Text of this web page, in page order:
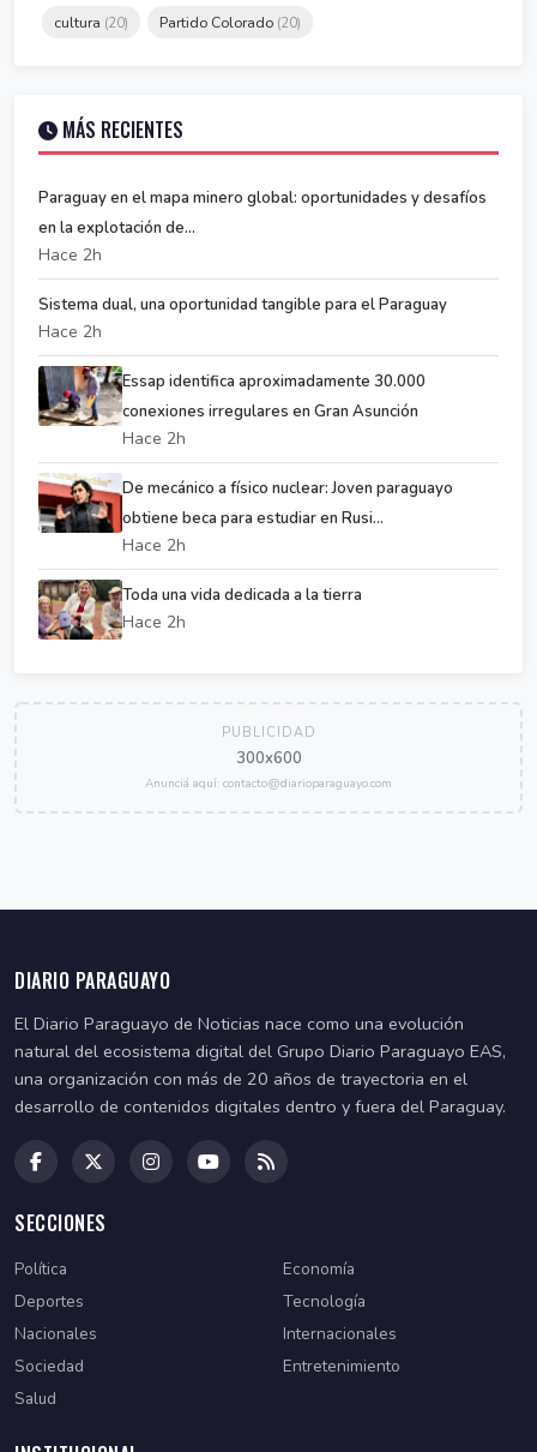
cultura (20) Partido Colorado (20)
MÁS RECIENTES
Paraguay en el mapa minero global: oportunidades y desafíos
en la explotación de...
Hace 2h
Sistema dual, una oportunidad tangible para el Paraguay
Hace 2h
Essap identifica aproximadamente 30.000
conexiones irregulares en Gran Asunción
Hace 2h
De mecánico a físico nuclear: Joven paraguayo
obtiene beca para estudiar en Rusi...
Hace 2h
Toda una vida dedicada a la tierra
Hace 2h
PUBLICIDAD
300x600
Anunciá aquí: contacto@diarioparaguayo.com
DIARIO PARAGUAYO
El Diario Paraguayo de Noticias nace como una evolución
natural del ecosistema digital del Grupo Diario Paraguayo EAS,
una organización con más de 20 años de trayectoria en el
desarrollo de contenidos digitales dentro y fuera del Paraguay.
SECCIONES
Política
Economía
Deportes
Tecnología
Nacionales
Internacionales
Sociedad
Entretenimiento
Salud